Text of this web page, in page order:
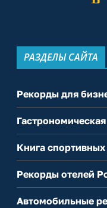
РАЗДЕЛЫ САЙТА
Рекорды для
Книга
Рекорды отелей
Автомобильные